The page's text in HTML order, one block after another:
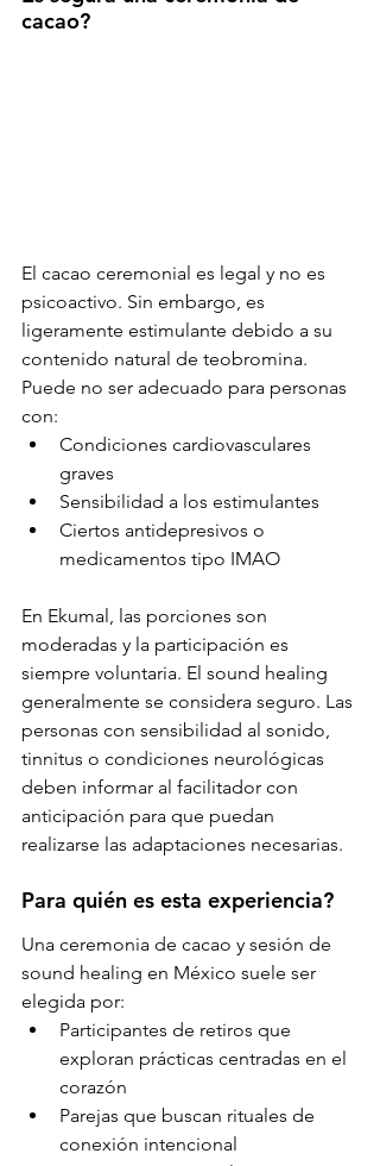
cacao?
El cacao ceremonial es legal y no es
psicoactivo. Sin embargo, es
ligeramente estimulante debido a su
contenido natural de teobromina.
Puede no ser adecuado para personas
con:
Condiciones cardiovasculares
graves
Sensibilidad a los estimulantes
Ciertos antidepresivos o
medicamentos tipo IMAO
En Ekumal, las porciones son
moderadas y la participación es
siempre voluntaria. El sound healing
generalmente se considera seguro. Las
personas con sensibilidad al sonido,
tinnitus o condiciones neurológicas
deben informar al facilitador con
anticipación para que puedan
realizarse las adaptaciones necesarias.
Para quién es esta experiencia?
Una ceremonia de cacao y sesión de
sound healing en México suele ser
elegida por:
Participantes de retiros que
exploran prácticas centradas en el
corazón
Parejas que buscan rituales de
conexión intencional